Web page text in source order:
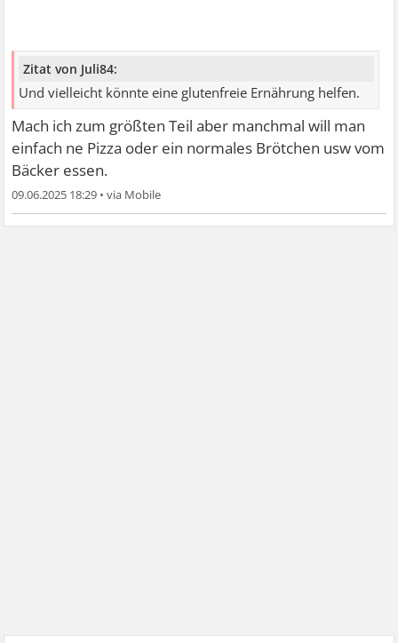
Zitat von Juli84:
Und vielleicht könnte eine glutenfreie Ernährung helfen.
Mach ich zum größten Teil aber manchmal will man
einfach ne Pizza oder ein normales Brötchen usw vom
Bäcker essen.
09.06.2025 18:29 •